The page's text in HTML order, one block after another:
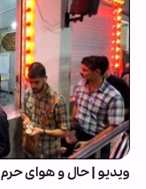
ویدیو | حال و هوای